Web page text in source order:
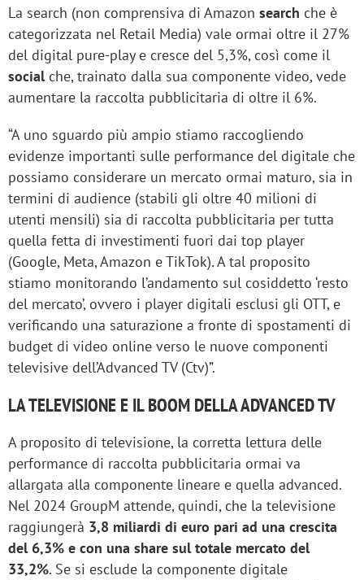
La search (non comprensiva di Amazon search che è
categorizzata nel Retail Media) vale ormai oltre il 27%
del digital pure-play e cresce del 5,3%, così come il
socialche, trainato dalla sua componente video, vede
aumentare la raccolta pubblicitaria di oltre il 6%.
“A uno sguardo più ampio stiamo raccogliendo
evidenze importanti sulle performance del digitale che
possiamo considerare un mercato ormai maturo, sia in
termini di audience (stabili gli oltre 40 milioni di
utenti mensili) sia di raccolta pubblicitaria per tutta
quella fetta di investimenti fuori dai top player
(Google, Meta, Amazon e TikTok). A tal proposito
stiamo monitorando l’andamento sul cosiddetto ‘resto
del mercato’, ovvero i player digitali esclusi gli OTT, e
verificando una saturazione a fronte di spostamenti di
budget di video online verso le nuove componenti
televisive dell’Advanced TV (Ctv)”.
LA TELEVISIONE E IL BOOM DELLA ADVANCED TV
A proposito di televisione, la corretta lettura delle
performance di raccolta pubblicitaria ormai va
allargata alla componente lineare e quella advanced.
Nel 2024 GroupM attende, quindi, che la televisione
raggiungerà 3,8 miliardi di euro pari ad una crescita
del 6,3% e con una share sul totale mercato del
33,2%. Se si esclude la componente digitale